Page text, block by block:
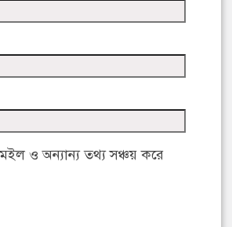
ও অন্যান্য তথ্য সঞ্চয় করে